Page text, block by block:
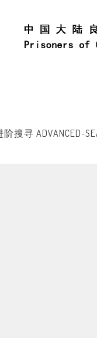
阶搜寻 ADVANCED-